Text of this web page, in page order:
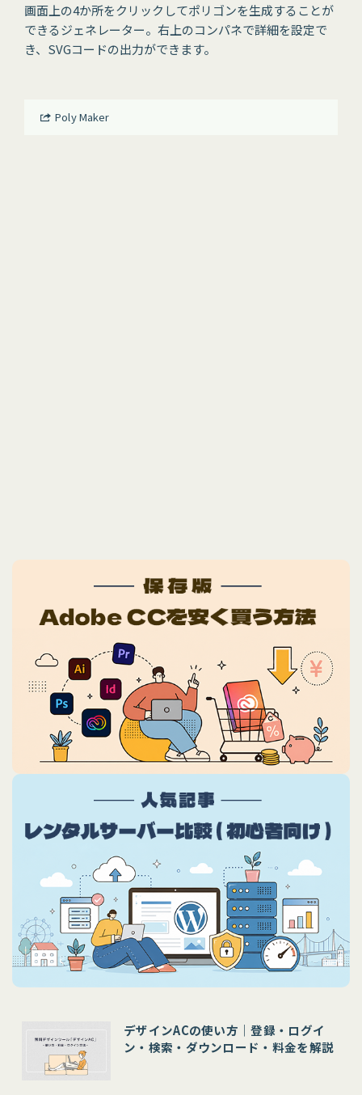
画面上の4か所をクリックしてポリゴンを生成することが
できるジェネレーター。右上のコンパネで詳細を設定で
き、SVGコードの出力ができます。
Poly Maker
デザインACの使い方｜登録・ログイ
ン・検索・ダウンロード・料金を解説